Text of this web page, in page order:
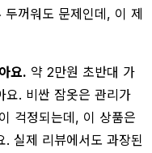
꺼워도 문제인데, 이 제
요. 약 2만원 초반대 가
요. 비싼 잠옷은 관리가
걱정되는데, 이 상품은
. 실제 리뷰에서도 과장된